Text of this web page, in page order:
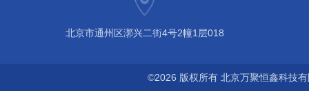
北京市通州区漷兴二街4号2幢1层018
©2026 版权所有 北京万聚恒鑫科技